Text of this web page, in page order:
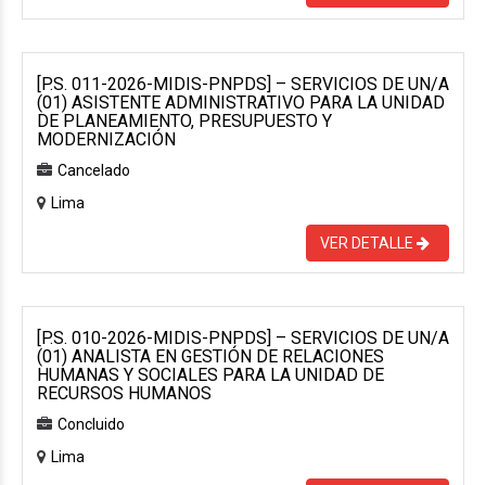
[P.S. 011-2026-MIDIS-PNPDS] – SERVICIOS DE UN/A
(01) ASISTENTE ADMINISTRATIVO PARA LA UNIDAD
DE PLANEAMIENTO, PRESUPUESTO Y
MODERNIZACIÓN
Cancelado
Lima
VER DETALLE
[P.S. 010-2026-MIDIS-PNPDS] – SERVICIOS DE UN/A
(01) ANALISTA EN GESTIÓN DE RELACIONES
HUMANAS Y SOCIALES PARA LA UNIDAD DE
RECURSOS HUMANOS
Concluido
Lima